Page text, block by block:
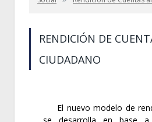
RENDICIÓN DE
CIUDADANO
El nuevo modelo de